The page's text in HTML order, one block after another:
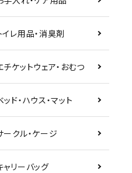
イレ用品・消臭剤
チケットウェア・おむつ
ッド・ハウス・マット
ークル・ケージ
ャリーバッグ